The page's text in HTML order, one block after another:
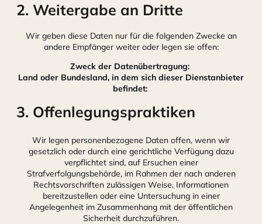
2. Weitergabe an Dritte
Wir geben diese Daten nur für die folgenden Zwecke an
andere Empfänger weiter oder legen sie offen:
Zweck der Datenübertragung:
Land oder Bundesland, in dem sich dieser Dienstanbieter
befindet:
3. Offenlegungspraktiken
Wir legen personenbezogene Daten offen, wenn wir
gesetzlich oder durch eine gerichtliche Verfügung dazu
verpflichtet sind, auf Ersuchen einer
Strafverfolgungsbehörde, im Rahmen der nach anderen
Rechtsvorschriften zulässigen Weise, Informationen
bereitzustellen oder eine Untersuchung in einer
Angelegenheit im Zusammenhang mit der öffentlichen
Sicherheit durchzuführen.